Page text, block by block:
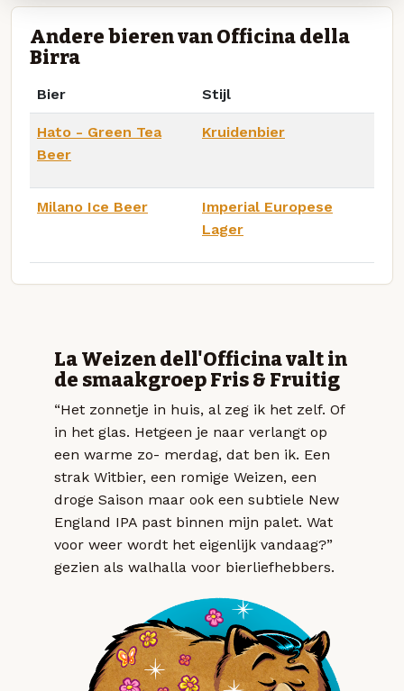
Andere bieren van Officina della
Birra
Bier Stijl
Hato - Green Tea
Beer
Kruidenbier
Milano Ice Beer
Imperial Europese
Lager
La Weizen dell'Officina valt in
de smaakgroep Fris & Fruitig
“Het zonnetje in huis, al zeg ik het zelf. Of
in het glas. Hetgeen je naar verlangt op
een warme zo- merdag, dat ben ik. Een
strak Witbier, een romige Weizen, een
droge Saison maar ook een subtiele New
England IPA past binnen mijn palet. Wat
voor weer wordt het eigenlijk vandaag?”
gezien als walhalla voor bierliefhebbers.